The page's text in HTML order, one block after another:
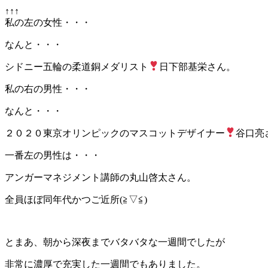
↑↑↑
私の左の女性・・・
なんと・・・
シドニー五輪の柔道銅メダリスト 日下部基栄さん。
私の右の男性・・・
なんと・・・
２０２０東京オリンピックのマスコットデザイナー 谷口亮
一番左の男性は・・・
アンガーマネジメント講師の丸山啓太さん。
全員ほぼ同年代かつご近所(≧▽≦)
とまあ、朝から深夜までバタバタな一週間でしたが
非常に濃厚で充実した一週間でもありました。